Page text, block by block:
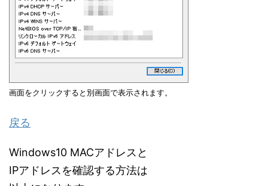
画面をクリックすると別画面で表示されます。
戻る
Windows10 MACアドレスと
IPアドレスを確認する方法は